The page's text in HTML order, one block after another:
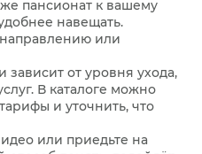
пансионат к вашему
навещать.
или
зависит от уровня ухода,
В каталоге можно
и уточнить, что
или приедьте на